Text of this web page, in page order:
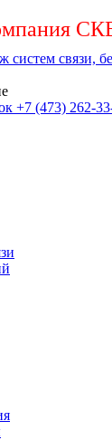
+7 (473) 262-